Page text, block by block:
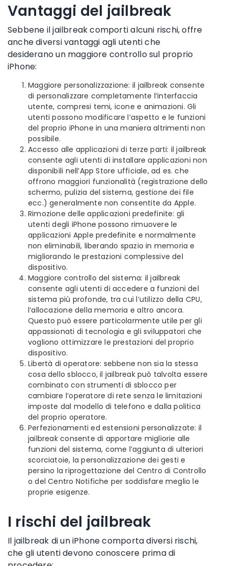
Vantaggi del jailbreak
Sebbene il jailbreak comporti alcuni rischi, offre
anche diversi vantaggi agli utenti che
desiderano un maggiore controllo sul proprio
iPhone:
Maggiore personalizzazione: il jailbreak consente
di personalizzare completamente l’interfaccia
utente, compresi temi, icone e animazioni. Gli
utenti possono modificare l’aspetto e le funzioni
del proprio iPhone in una maniera altrimenti non
possibile.
Accesso alle applicazioni di terze parti: il jailbreak
consente agli utenti di installare applicazioni non
disponibili nell’App Store ufficiale, ad es. che
offrono maggiori funzionalità (registrazione dello
schermo, pulizia del sistema, gestione dei file
ecc.) generalmente non consentite da Apple.
Rimozione delle applicazioni predefinite: gli
utenti degli iPhone possono rimuovere le
applicazioni Apple predefinite e normalmente
non eliminabili, liberando spazio in memoria e
migliorando le prestazioni complessive del
dispositivo.
Maggiore controllo del sistema: il jailbreak
consente agli utenti di accedere a funzioni del
sistema più profonde, tra cui l’utilizzo della CPU,
l’allocazione della memoria e altro ancora.
Questo può essere particolarmente utile per gli
appassionati di tecnologia e gli sviluppatori che
vogliono ottimizzare le prestazioni del proprio
dispositivo.
Libertà di operatore: sebbene non sia la stessa
cosa dello sblocco, il jailbreak può talvolta essere
combinato con strumenti di sblocco per
cambiare l’operatore di rete senza le limitazioni
imposte dal modello di telefono e dalla politica
del proprio operatore.
Perfezionamenti ed estensioni personalizzate: il
jailbreak consente di apportare migliorie alle
funzioni del sistema, come l’aggiunta di ulteriori
scorciatoie, la personalizzazione dei gesti e
persino la riprogettazione del Centro di Controllo
o del Centro Notifiche per soddisfare meglio le
proprie esigenze.
I rischi del jailbreak
Il jailbreak di un iPhone comporta diversi rischi,
che gli utenti devono conoscere prima di